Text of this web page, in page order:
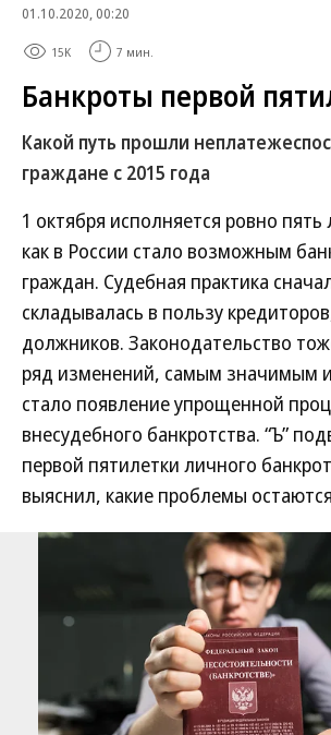
01.10.2020, 00:20
15K 7 мин.
Банкроты первой
Какой путь прошли
граждане с 2015 года
1 октября исполняется ровно пять
как в России стало возможным
граждан. Судебная практика
складывалась в пользу
должников. Законодательство
ряд изменений, самым значимым
стало появление упрощенной
внесудебного банкротства. “Ъ”
первой пятилетки личного
выяснил, какие проблемы